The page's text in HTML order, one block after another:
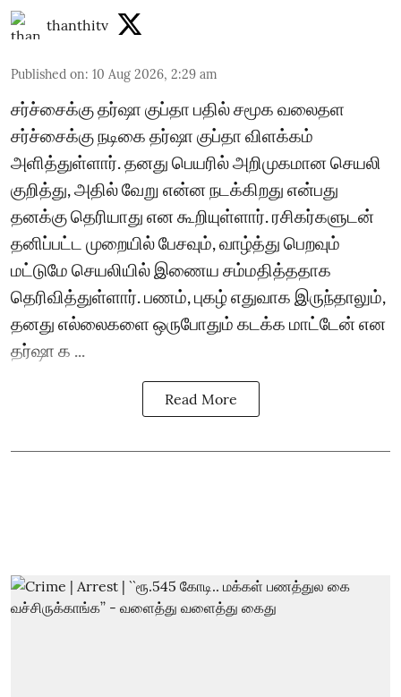
thanthitv
Published on: 10 Aug 2026, 2:29 am
சர்ச்சைக்கு தர்ஷா குப்தா பதில் சமூக வலைதள
சர்ச்சைக்கு நடிகை தர்ஷா குப்தா விளக்கம்
அளித்துள்ளார். தனது பெயரில் அறிமுகமான செயலி
குறித்து, அதில் வேறு என்ன நடக்கிறது என்பது
தனக்கு தெரியாது என கூறியுள்ளார். ரசிகர்களுடன்
தனிப்பட்ட முறையில் பேசவும், வாழ்த்து பெறவும்
மட்டுமே செயலியில் இணைய சம்மதித்ததாக
தெரிவித்துள்ளார். பணம், புகழ் எதுவாக இருந்தாலும்,
தனது எல்லைகளை ஒருபோதும் கடக்க மாட்டேன் என
தர்ஷா க ...
Read More